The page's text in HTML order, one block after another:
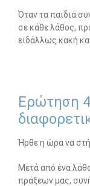
Όταν τα παιδιά
σε κάθε λάθος,
ειδάλλως κακή
Ερώτηση
Ήρθε η ώρα να
Μετά από ένα
πράξεων μας,